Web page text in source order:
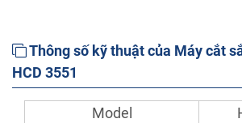
Thông số kỹ thuật của Máy cắt
HCD 3551
Model